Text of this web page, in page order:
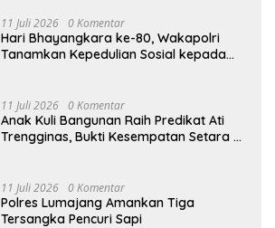
11 Juli 2026 0 Komentar
Hari Bhayangkara ke-80, Wakapolri
Tanamkan Kepedulian Sosial kepada
11 Juli 2026 0 Komentar
Anak Kuli Bangunan Raih Predikat Ati
Trengginas, Bukti Kesempatan Setara di
11 Juli 2026 0 Komentar
Polres Lumajang Amankan Tiga
Tersangka Pencuri Sapi